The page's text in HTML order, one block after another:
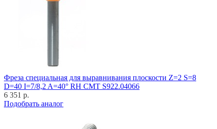
Фреза специальная для выравнивания плоскости Z=2 S=8
D=40 I=7/8,2 A=40° RH CMT S922.04066
6 351 р.
Подобрать аналог